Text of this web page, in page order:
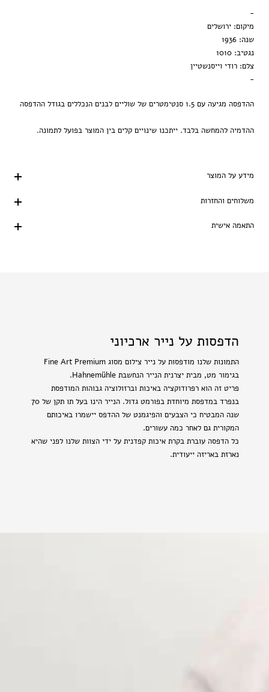
הדפסה בלבד
-
מיקום: ירושלים
שנה: 1936
נגטיב: 1010
צלם: רודי וייסנשטיין
-
ההדפסה מגיעה עם 1.5 סנטימטרים של שוליים לבנים הנכללים בגודל ההדפסה
ההדמיה להמחשה בלבד. ייתכנו שינויים קלים בין המוצר בפועל לתמונה.
מידע על המוצר
משלוחים והחזרות
התאמה אישית
הדפסות על נייר ארכיוני
התמונות שלנו מודפסות על נייר צילום מסוג Fine Art Premium
בגימור מט, מבית יצרנית הנייר הנחשבת Hahnemühle.
פריט זה הוא רפרודוקציה באיכות וברזולוציה גבוהות המודפסת
בנפרד במדפסת מיוחדת בפורמט גדול. הנייר הינו בעל תו תקן של 70
שנה המבטיח כי הצבעים והפיגמנט של ההדפס יישמרו באיכותם
המקורית גם לאחר כמה עשורים.
כל הדפסה עוברת בקרת איכות קפדנית על ידי הצוות שלנו לפני שהיא
נארזת באריזה ייעודית.